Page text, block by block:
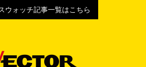
ウォッチ記事一覧はこちら